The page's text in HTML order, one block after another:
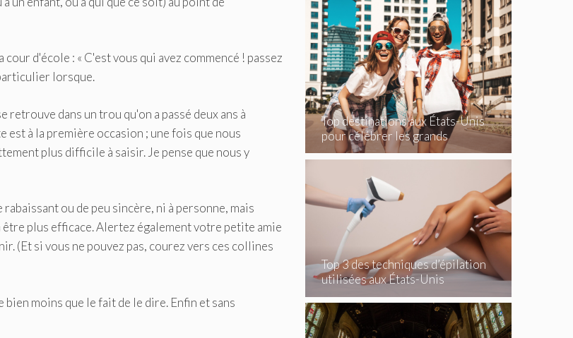
d'école : « C'est vous qui avez commencé ! passez
lorsque.
dans un trou qu'on a passé deux ans à
à la première occasion ; une fois que nous
plus difficile à saisir. Je pense que nous y
ou de peu sincère, ni à personne, mais
plus efficace. Alertez également votre petite amie
(Et si vous ne pouvez pas, courez vers ces collines
moins que le fait de le dire. Enfin et sans
Top destinations aux États-Unis
pour célébrer les grands
événements
Top 3 des techniques d’épilation
utilisées aux États-Unis